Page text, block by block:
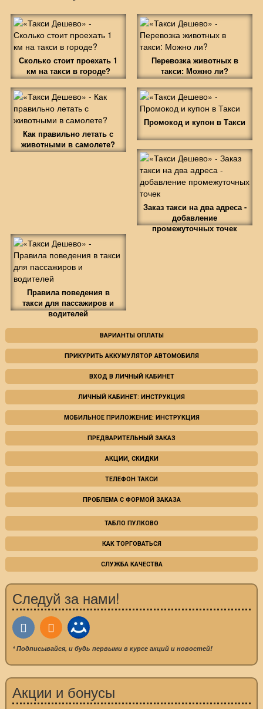
Сколько стоит проехать 1
км на такси в городе?
Перевозка животных в
такси: Можно ли?
Как правильно летать с
животными в самолете?
Промокод и купон в Такси
Заказ такси на два адреса -
добавление
промежуточных точек
Правила поведения в
такси для пассажиров и
водителей
ВАРИАНТЫ ОПЛАТЫ
ПРИКУРИТЬ АККУМУЛЯТОР АВТОМОБИЛЯ
ВХОД В ЛИЧНЫЙ КАБИНЕТ
ЛИЧНЫЙ КАБИНЕТ: ИНСТРУКЦИЯ
МОБИЛЬНОЕ ПРИЛОЖЕНИЕ: ИНСТРУКЦИЯ
ПРЕДВАРИТЕЛЬНЫЙ ЗАКАЗ
АКЦИИ, СКИДКИ
ТЕЛЕФОН ТАКСИ
ПРОБЛЕМА С ФОРМОЙ ЗАКАЗА
ТАБЛО ПУЛКОВО
КАК ТОРГОВАТЬСЯ
СЛУЖБА КАЧЕСТВА
Следуй за нами!
* Подписывайся, и будь первыми в курсе акций и новостей!
Акции и бонусы